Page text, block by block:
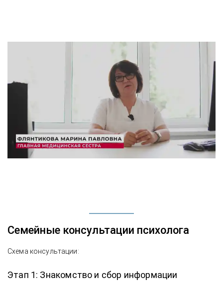
Семейные консультации психолога
Схема консультации:
Этап 1: Знакомство и сбор информации